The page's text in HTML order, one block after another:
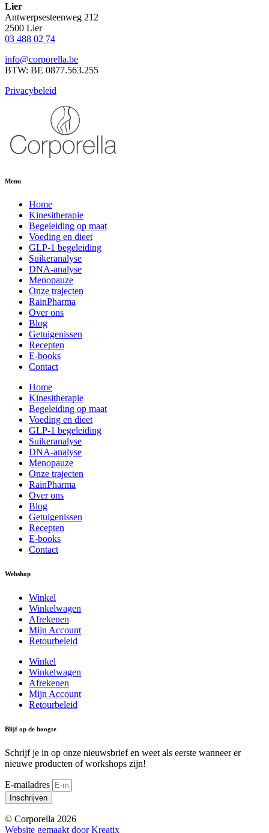
Lier
Antwerpsesteenweg 212
2500 Lier
03 488 02 74
info@corporella.be
BTW: BE 0877.563.255
Privacybeleid
Menu
Home
Kinesitherapie
Begeleiding op maat
Voeding en dieet
GLP-1 begeleiding
Suikeranalyse
DNA-analyse
Menopauze
Onze trajecten
RainPharma
Over ons
Blog
Getuigenissen
Recepten
E-books
Contact
Home
Kinesitherapie
Begeleiding op maat
Voeding en dieet
GLP-1 begeleiding
Suikeranalyse
DNA-analyse
Menopauze
Onze trajecten
RainPharma
Over ons
Blog
Getuigenissen
Recepten
E-books
Contact
Webshop
Winkel
Winkelwagen
Afrekenen
Mijn Account
Retourbeleid
Winkel
Winkelwagen
Afrekenen
Mijn Account
Retourbeleid
Blijf op de hoogte
Schrijf je in op onze nieuwsbrief en weet als eerste wanneer er
nieuwe producten of workshops zijn!
E-mailadres
Inschrijven
© Corporella 2026
Website gemaakt door Kreatix